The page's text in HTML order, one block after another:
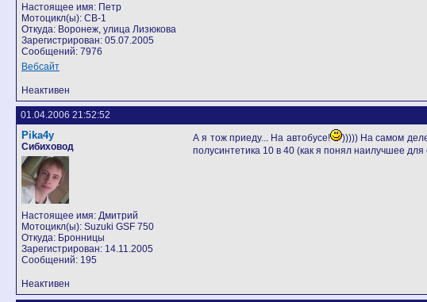
Настоящее имя: Петр
Мотоцикл(ы): CB-1
Откуда: Воронеж, улица Лизюкова
Зарегистрирован: 05.07.2005
Сообщений: 7976
Вебсайт
Неактивен
01.04.2006 21:52:52
Pika4y
Сибиховод
Настоящее имя: Дмитрий
Мотоцикл(ы): Suzuki GSF 750
Откуда: Бронницы
Зарегистрирован: 14.11.2005
Сообщений: 195
А я тож приеду... На автобусе!
))))) На самом деле
полусинтетика 10 в 40 (как я понял наилучшее
Неактивен